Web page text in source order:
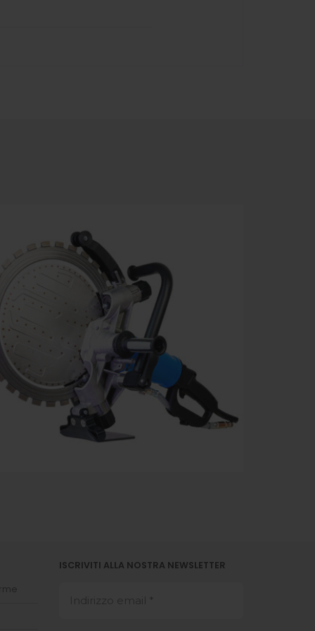
ISCRIVITI ALLA NOSTRA NEWSLETTER